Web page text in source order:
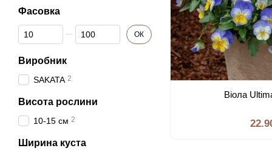
Віола
Фасовка
Від Фасовка
До Фасовка ОК
Виробник
SAKATA 2
Висота рослини
10-15 см 2
Ширина куста